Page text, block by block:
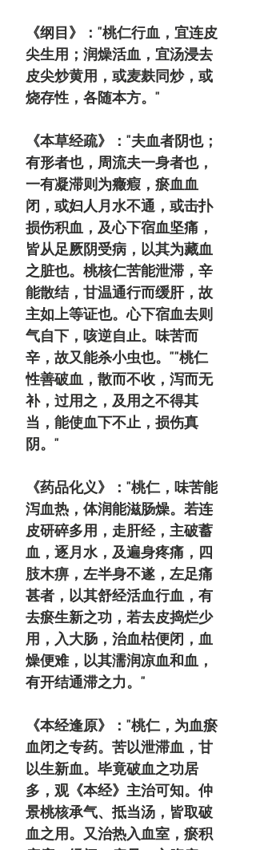
《纲目》："桃仁行血，宜连皮
尖生用；润燥活血，宜汤浸去
皮尖炒黄用，或麦麸同炒，或
烧存性，各随本方。"
《本草经疏》："夫血者阴也；
有形者也，周流夫一身者也，
一有凝滞则为癥瘕，瘀血血
闭，或妇人月水不通，或击扑
损伤积血，及心下宿血坚痛，
皆从足厥阴受病，以其为藏血
之脏也。桃核仁苦能泄滞，辛
能散结，甘温通行而缓肝，故
主如上等证也。心下宿血去则
气自下，咳逆自止。味苦而
辛，故又能杀小虫也。""桃仁
性善破血，散而不收，泻而无
补，过用之，及用之不得其
当，能使血下不止，损伤真
阴。"
《药品化义》："桃仁，味苦能
泻血热，体润能滋肠燥。若连
皮研碎多用，走肝经，主破蓄
血，逐月水，及遍身疼痛，四
肢木痹，左半身不遂，左足痛
甚者，以其舒经活血行血，有
去瘀生新之功，若去皮捣烂少
用，入大肠，治血枯便闭，血
燥便难，以其濡润凉血和血，
有开结通滞之力。"
《本经逢原》："桃仁，为血瘀
血闭之专药。苦以泄滞血，甘
以生新血。毕竟破血之功居
多，观《本经》主治可知。仲
景桃核承气、抵当汤，皆取破
血之用。又治热入血室，瘀积